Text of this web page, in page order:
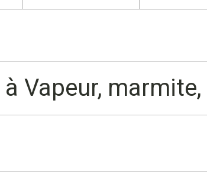
Vapeur, marmite,